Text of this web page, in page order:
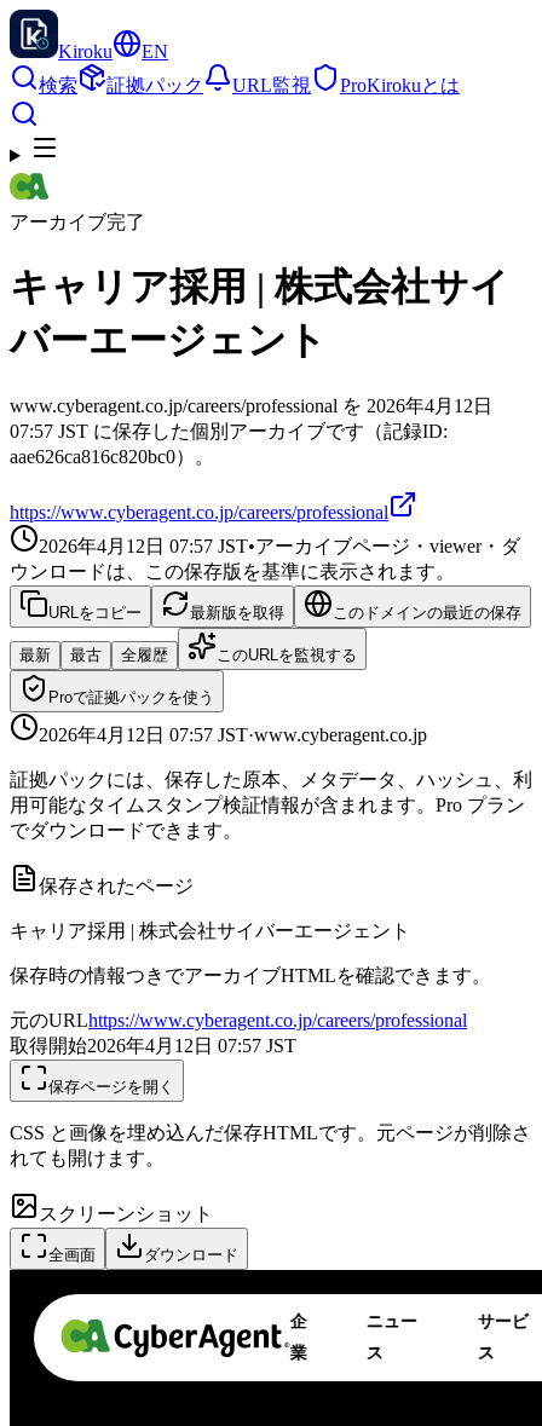
Kiroku
EN
検索
証拠パック URL監視 ProKirokuとは
アーカイブ完了
キャリア採用 | 株式会社サイ
バーエージェント
www.cyberagent.co.jp/careers/professional を 2026年4月12日
07:57 JST に保存した個別アーカイブです（記録ID:
aae626ca816c820bc0）。
https://www.cyberagent.co.jp/careers/professional
2026年4月12日 07:57 JST•アーカイブページ・viewer・ダ
ウンロードは、この保存版を基準に表示されます。
URLをコピー 最新版を取得 このドメインの最近の保存
最新 最古 全履歴 このURLを監視する
Proで証拠パックを使う
2026年4月12日 07:57 JST·www.cyberagent.co.jp
証拠パックには、保存した原本、メタデータ、ハッシュ、利
用可能なタイムスタンプ検証情報が含まれます。Pro プラン
でダウンロードできます。
保存されたページ
キャリア採用 | 株式会社サイバーエージェント
保存時の情報つきでアーカイブHTMLを確認できます。
元のURLhttps://www.cyberagent.co.jp/careers/professional
取得開始2026年4月12日 07:57 JST
保存ページを開く
CSS と画像を埋め込んだ保存HTMLです。元ページが削除さ
れても開けます。
スクリーンショット
全画面 ダウンロード